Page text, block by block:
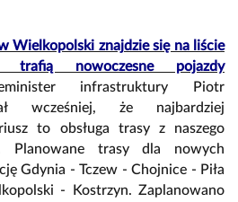
Wielkopolski znajdzie się na liście
nowoczesne pojazdy
infrastruktury Piotr
wcześniej, że najbardziej
to obsługa trasy z naszego
Planowane trasy dla nowych
Gdynia - Tczew - Chojnice - Piła
- Kostrzyn. Zaplanowano